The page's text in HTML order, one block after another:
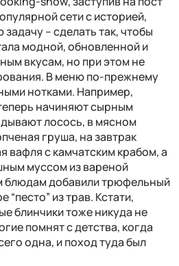
сети с историей,
– сделать так, чтобы
модной, обновленной и
вкусам, но при этом не
В меню по-прежнему
нотками. Например,
начиняют сырным
лосось, в мясном
груша, на завтрак
вафля с камчатским крабом, а
муссом из вареной
блюдам добавили трюфельный
“песто” из трав. Кстати,
блинчики тоже никуда не
помнят с детства, когда
одна, и поход туда был